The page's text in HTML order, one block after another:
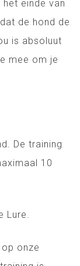
einde van
de hond de
is absoluut
mee om je
De training
10
Lure.
onze